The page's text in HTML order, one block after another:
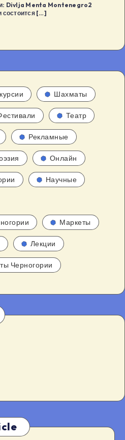
Divlja Menta Montenegro2
состоится […]
Шахматы
Театр
Рекламные
Онлайн
Научные
Маркеты
Лекции
Черногории